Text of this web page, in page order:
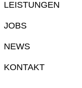
LEISTUNGEN
JOBS
NEWS
KONTAKT